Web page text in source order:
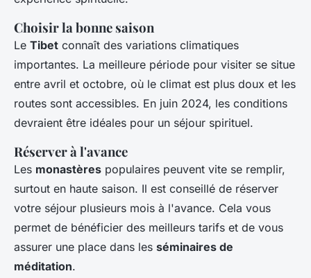
Choisir la bonne saison
Le Tibet connaît des variations climatiques
importantes. La meilleure période pour visiter se situe
entre avril et octobre, où le climat est plus doux et les
routes sont accessibles. En juin 2024, les conditions
devraient être idéales pour un séjour spirituel.
Réserver à l'avance
Les monastères populaires peuvent vite se remplir,
surtout en haute saison. Il est conseillé de réserver
votre séjour plusieurs mois à l'avance. Cela vous
permet de bénéficier des meilleurs tarifs et de vous
assurer une place dans les séminaires de
méditation.